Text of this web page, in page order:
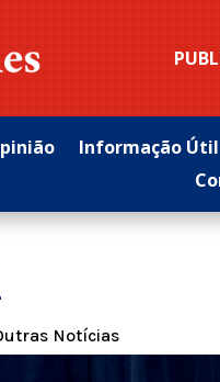
Informação Útil
Notícias